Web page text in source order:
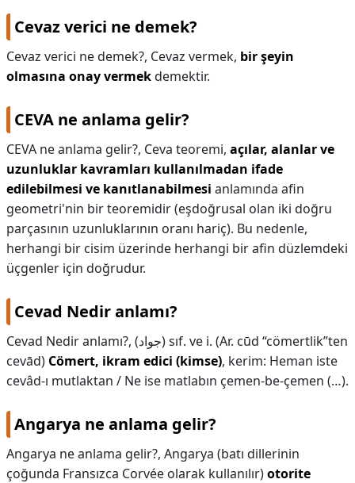
Cevaz verici ne demek?
Cevaz verici ne demek?, Cevaz vermek, bir şeyin
olmasına onay vermekdemektir.
CEVA ne anlama gelir?
CEVA ne anlama gelir?, Ceva teoremi, açılar, alanlar ve
uzunluklar kavramları kullanılmadan ifade
edilebilmesi ve kanıtlanabilmesi anlamında afin
geometri'nin bir teoremidir (eşdoğrusal olan iki doğru
parçasının uzunluklarının oranı hariç). Bu nedenle,
herhangi bir cisim üzerinde herhangi bir afin düzlemdeki
üçgenler için doğrudur.
Cevad Nedir anlamı?
Cevad Nedir anlamı?, (ﺟﻮﺍﺩ) sıf. ve i. (Ar. cūd “cömertlik”ten
cevād) Cömert, ikram edici (kimse), kerim: Heman iste
cevâd-ı mutlaktan / Ne ise matlabın çemen-be-çemen (…).
Angarya ne anlama gelir?
Angarya ne anlama gelir?, Angarya (batı dillerinin
çoğunda Fransızca Corvée olarak kullanılır)otorite